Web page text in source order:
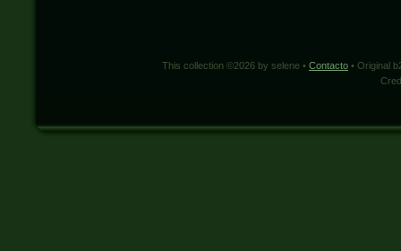
This collection ©2026 by selene • Contacto • Original